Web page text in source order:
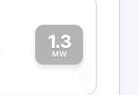
1.3
MW1